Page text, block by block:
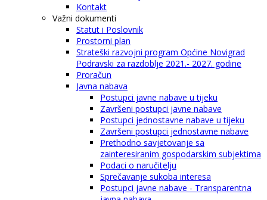
Kontakt
Važni dokumenti
Statut i Poslovnik
Prostorni plan
Strateški razvojni program Općine Novigrad
Podravski za razdoblje 2021.- 2027. godine
Proračun
Javna nabava
Postupci javne nabave u tijeku
Završeni postupci javne nabave
Postupci jednostavne nabave u tijeku
Završeni postupci jednostavne nabave
Prethodno savjetovanje sa
zainteresiranim gospodarskim subjektima
Podaci o naručitelju
Sprečavanje sukoba interesa
Postupci javne nabave - Transparentna